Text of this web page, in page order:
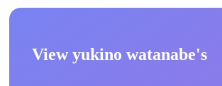
View yukino watanabe's